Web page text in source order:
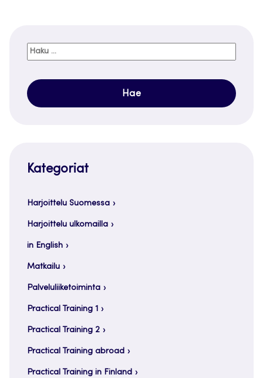
Haku:
Kategoriat
Harjoittelu Suomessa
Harjoittelu ulkomailla
in English
Matkailu
Palveluliiketoiminta
Practical Training 1
Practical Training 2
Practical Training abroad
Practical Training in Finland